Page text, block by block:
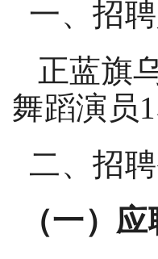
一、招
正蓝旗
舞蹈演员1
二、招
（一）